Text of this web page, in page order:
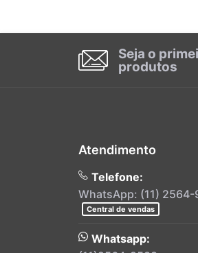
Seja o
produtos
Atendimento
Telefone:
WhatsApp: (11) 2564-
Central de vendas
Whatsapp: